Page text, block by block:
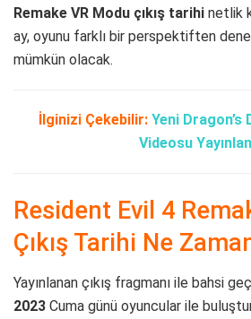
Remake VR Modu çıkış tarihi netlik
ay, oyunu farklı bir perspektiften
mümkün olacak.
İlginizi Çekebilir: Yeni Dragon’s
Videosu
Resident Evil 4
Çıkış Tarihi Ne
Yayınlanan çıkış fragmanı ile bahsi
2023 Cuma günü oyuncular ile